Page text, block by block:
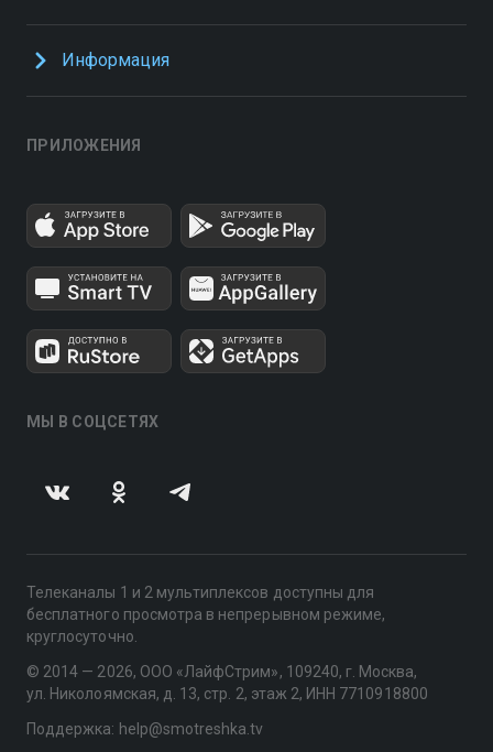
Информация
ПРИЛОЖЕНИЯ
МЫ В СОЦСЕТЯХ
Телеканалы 1 и 2 мультиплексов доступны для
бесплатного просмотра в непрерывном режиме,
круглосуточно.
© 2014 — 2026, ООО «ЛайфСтрим», 109240, г. Москва,
ул. Николоямская, д. 13, стр. 2, этаж 2, ИНН 7710918800
Поддержка: help@smotreshka.tv